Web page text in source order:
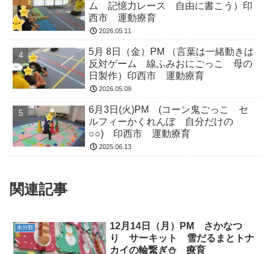
ム 記憶力レース 自由に書こう）印
西市 運動療育
2026.05.11
5月 8日（金）PM （言葉は一緒動きは
反対ゲーム 線ふみおにごっこ 母の
日製作）印西市 運動療育
2026.05.09
6月3日(火)PM (コーン鬼ごっこ セ
ルフィーかくれんぼ 自分だけの
○○) 印西市 運動療育
2025.06.13
関連記事
未分類
12月14日（月）PM さかなつ
り サーキット 雪だるまとトナ
カイの輪繋ぎ⛄ 療育